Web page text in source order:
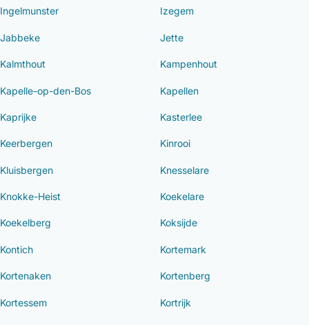
Ingelmunster Izegem
Jabbeke Jette
Kalmthout Kampenhout
Kapelle-op-den-Bos Kapellen
Kaprijke Kasterlee
Keerbergen Kinrooi
Kluisbergen Knesselare
Knokke-Heist Koekelare
Koekelberg Koksijde
Kontich Kortemark
Kortenaken Kortenberg
Kortessem Kortrijk